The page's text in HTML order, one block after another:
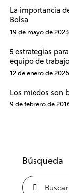
La importancia
Bolsa
19 de mayo de 2023
5 estrategias
equipo de trabajo
12 de enero de 2026
Los miedos son
9 de febrero de
Búsqueda